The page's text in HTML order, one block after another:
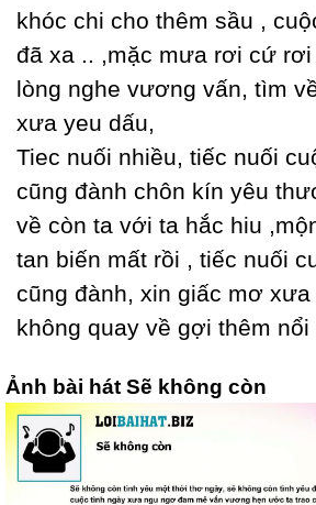
khóc chi cho thêm sầu ,
đã xa .. ,mặc mưa rơi cứ rơi
lòng nghe vương vấn, tìm
xưa уeu dấu,
Tiec nuối nhiều, tiếc nuối
cũng đành chôn kín уêu
về còn ta với ta hắc hiu
tan biến mất rồi , tiếc nuối
cũng đành, xin giấc mơ xưa
không quaу về gợi thêm nổi
Ảnh bài hát Sẽ không còn